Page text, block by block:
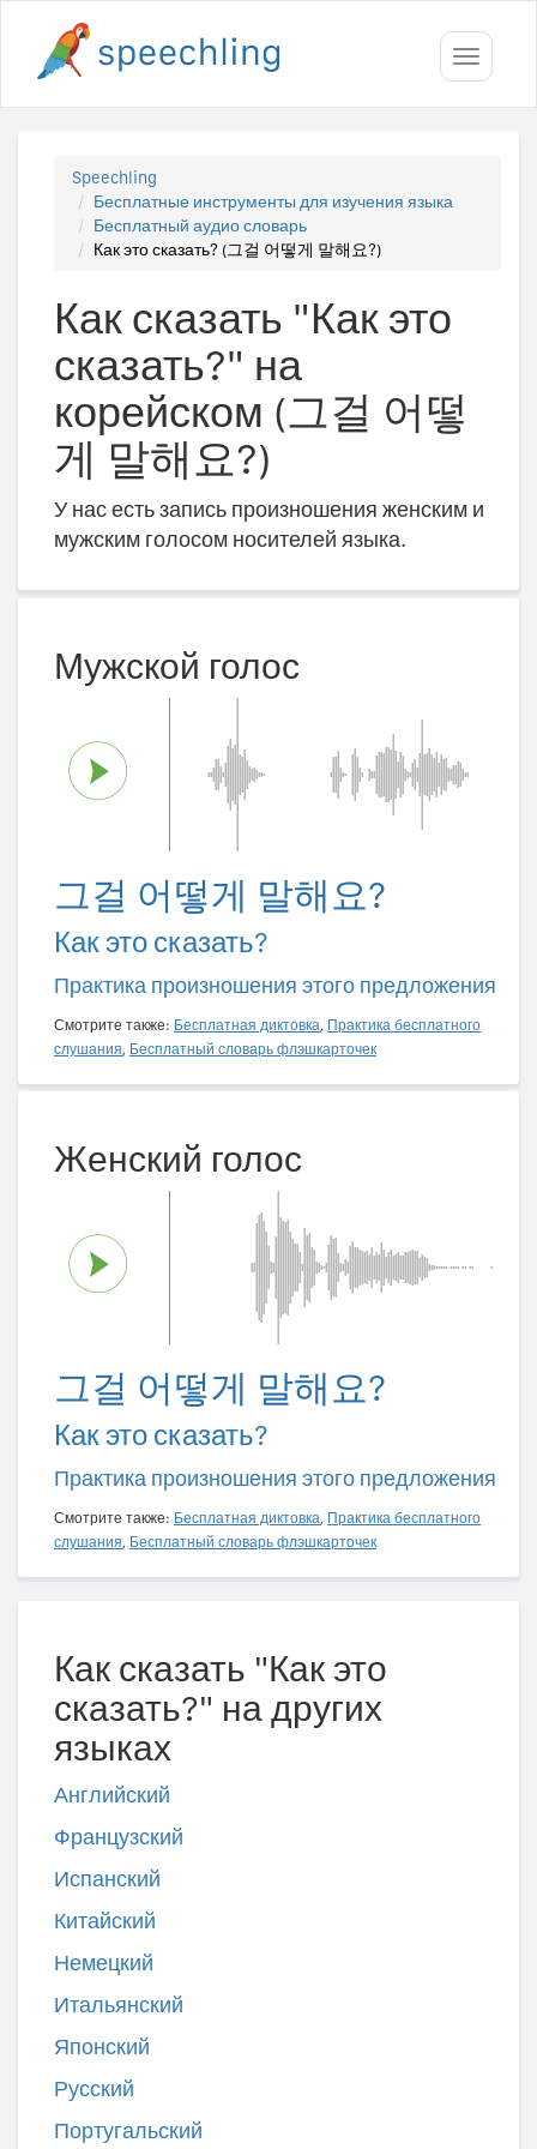
Toggle
Speechling
Бесплатные инструменты для изучения языка
Бесплатный аудио словарь
Как это сказать? (그걸 어떻게 말해요?)
Как сказать "Как это
сказать?" на
корейском (그걸 어떻
게 말해요?)
У нас есть запись произношения женским и
мужским голосом носителей языка.
Мужской голос
그걸 어떻게 말해요?
Как это сказать?
Практика произношения этого предложения
Смотрите также: Бесплатная диктовка, Практика бесплатного
слушания, Бесплатный словарь флэшкарточек
Женский голос
그걸 어떻게 말해요?
Как это сказать?
Практика произношения этого предложения
Смотрите также: Бесплатная диктовка, Практика бесплатного
слушания, Бесплатный словарь флэшкарточек
Как сказать "Как это
сказать?" на других
языках
Английский
Французский
Испанский
Китайский
Немецкий
Итальянский
Японский
Русский
Португальский